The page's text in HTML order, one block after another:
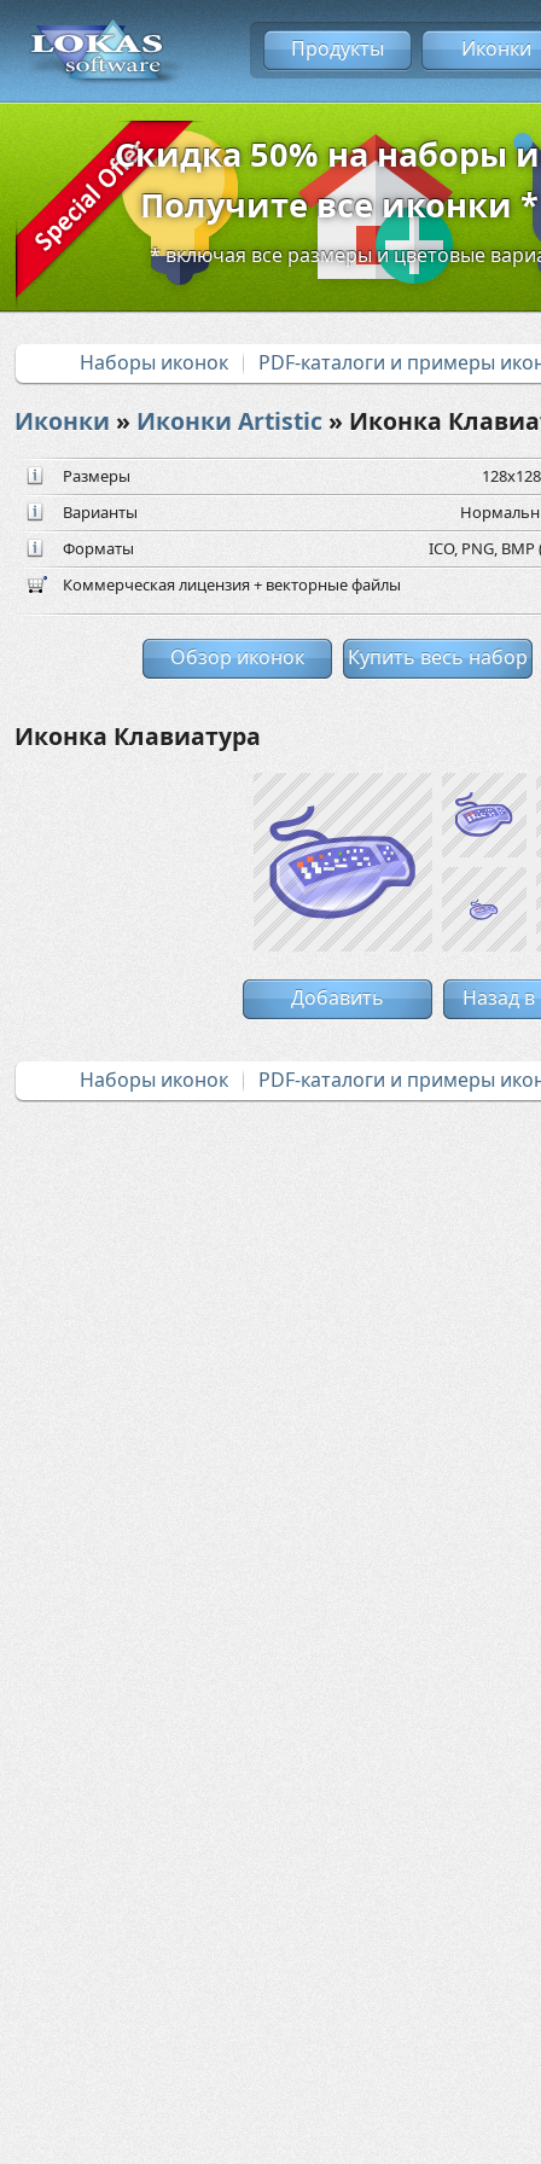
Продукты Иконки
Скидка 50% на наборы
Получите все иконки
* включая все размеры и цветовые
Наборы иконок PDF-каталоги и примеры
Иконки » Иконки Artistic » Иконка
Размеры
Варианты
Форматы
ICO, PNG,
Коммерческая лицензия + векторные файлы
Обзор иконок Купить весь набор
Иконка Клавиатура
Добавить Назад в
Наборы иконок PDF-каталоги и примеры